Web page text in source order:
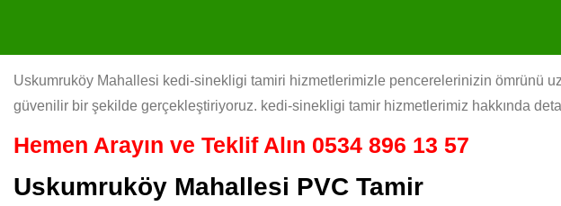
Uskumruköy Mahallesi kedi-sinekligi tamiri hizmetlerimizle pencerelerinizin ömrünü
güvenilir bir şekilde gerçekleştiriyoruz. kedi-sinekligi tamir hizmetlerimiz hakkında
Hemen Arayın ve Teklif Alın 0534 896 13 57
Uskumruköy Mahallesi PVC Tamir